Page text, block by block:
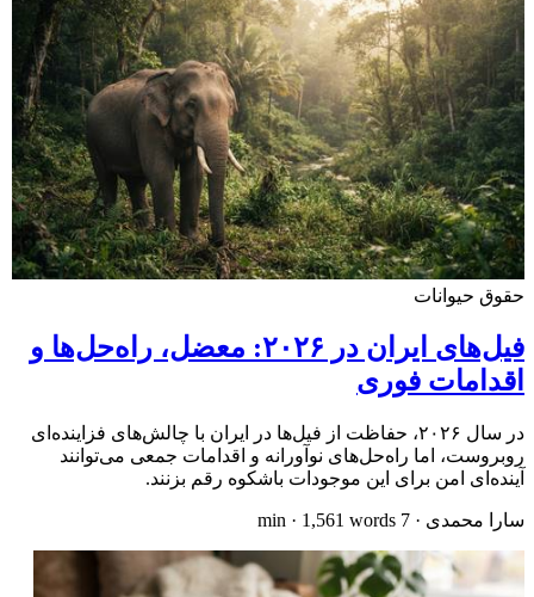
حقوق حیوانات
فیل‌های ایران در ۲۰۲۶: معضل، راه‌حل‌ها و
اقدامات فوری
در سال ۲۰۲۶، حفاظت از فیل‌ها در ایران با چالش‌های فزاینده‌ای
روبروست، اما راه‌حل‌های نوآورانه و اقدامات جمعی می‌توانند
آینده‌ای امن برای این موجودات باشکوه رقم بزنند.
سارا محمدی ·
7
1,561 words